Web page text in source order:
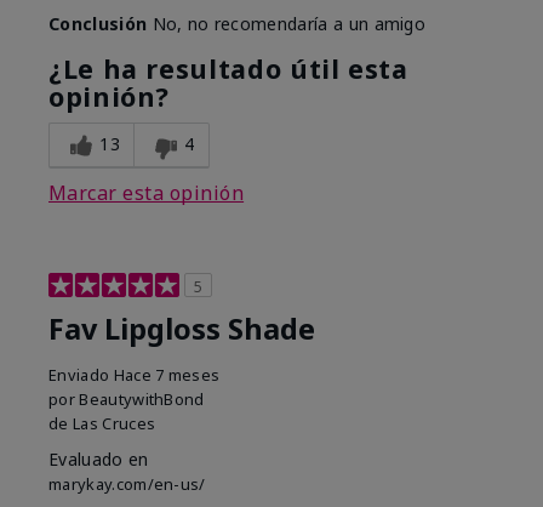
Conclusión No, no recomendaría a un amigo
¿Le ha resultado útil esta
opinión?
13 4
Marcar esta opinión
5
Fav Lipgloss Shade
Enviado Hace 7 meses
por BeautywithBond
de Las Cruces
Evaluado en
marykay.com/en-us/